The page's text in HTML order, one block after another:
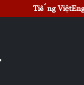
Tiếng Việt